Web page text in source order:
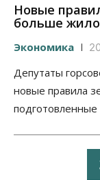
Новые
больше
Экономика
Депутаты
новые правила
подготовленные